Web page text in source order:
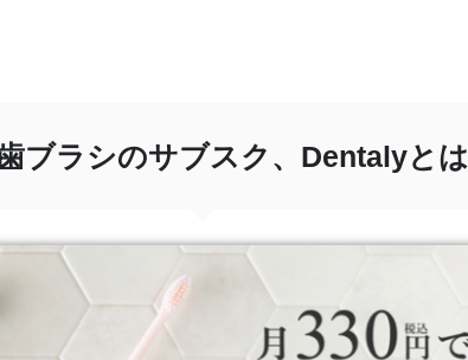
ブラシのサブスク、Dentalyとは